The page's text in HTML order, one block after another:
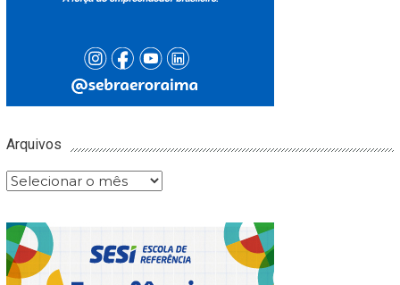
Arquivos
Arquivos